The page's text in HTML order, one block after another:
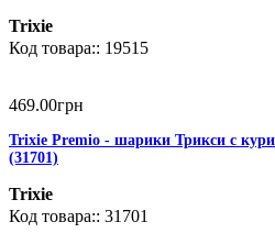
Trixie
19515
469.00грн
Trixie Premio - шарики Трикси с
(31701)
Trixie
31701